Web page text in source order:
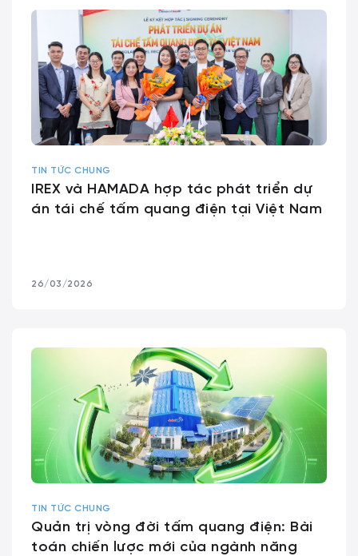
TIN TỨC CHUNG
IREX và HAMADA hợp tác phát triển dự
án tái chế tấm quang điện tại Việt Nam
26/03/2026
TIN TỨC CHUNG
Quản trị vòng đời tấm quang điện: Bài
toán chiến lược mới của ngành năng